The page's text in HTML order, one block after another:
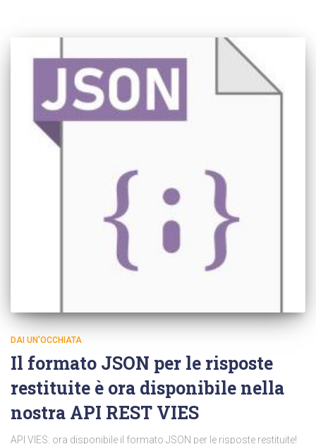
DAI UN'OCCHIATA
Il formato JSON per le risposte
restituite è ora disponibile nella
nostra API REST VIES
API VIES: ora disponibile il formato JSON per le risposte restituite!